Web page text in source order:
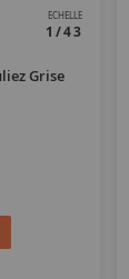
ECHELLE
1/43
Grise